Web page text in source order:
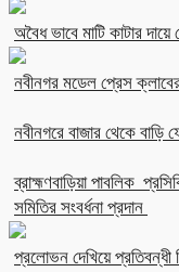
অবৈধ ভাবে মাটি কাটার
নবীনগর মডেল প্রেস
নবীনগরে বাজার থেকে বাড়ি
ব্রাহ্মণবাড়িয়া পাবলিক
সমিতির সংবর্ধনা প্রদান
প্রলোভন দেখিয়ে প্রতিবন্ধী